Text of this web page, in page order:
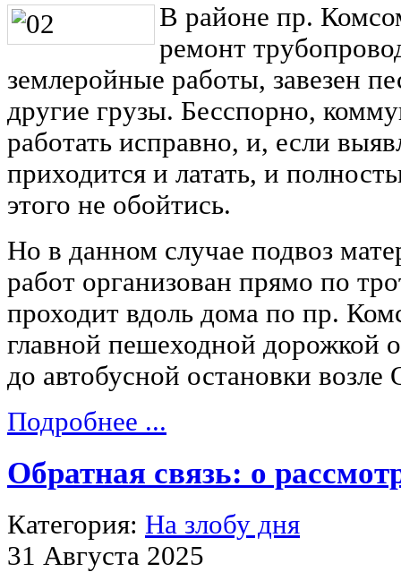
В районе пр.
ремонт
землеройные работы, завезен
другие грузы. Бесспорно,
работать исправно, и, если
приходится и латать, и
этого не обойтись.
Но в данном случае подвоз
работ организован прямо по
проходит вдоль дома по пр.
главной пешеходной дорожкой
до автобусной остановки
Подробнее ...
Обратная связь: о
Категория: На злобу дня
31 Августа 2025